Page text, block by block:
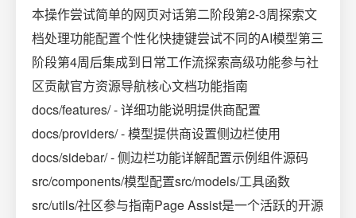
本操作尝试简单的网页对话第二阶段第2-3周探索文
档处理功能配置个性化快捷键尝试不同的AI模型第三
阶段第4周后集成到日常工作流探索高级功能参与社
区贡献官方资源导航核心文档功能指南
docs/features/ - 详细功能说明提供商配置
docs/providers/ - 模型提供商设置侧边栏使用
docs/sidebar/ - 侧边栏功能详解配置示例组件源码
src/components/模型配置src/models/工具函数
src/utils/社区参与指南Page Assist是一个活跃的开源